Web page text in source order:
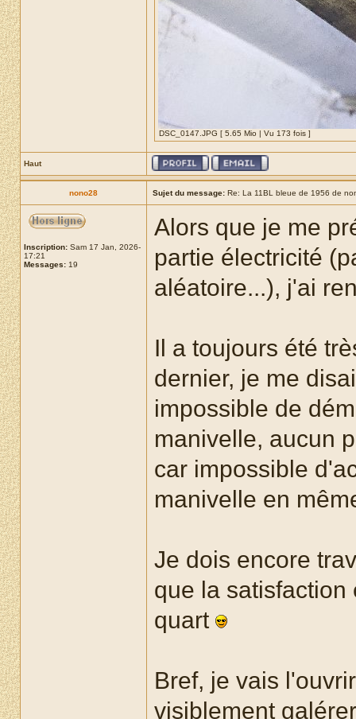
DSC_0147.JPG [ 5.65 Mio | Vu 173 fois ]
Haut
nono28 Sujet du message: Re: La 11BL bleue de 1956 de
Inscription: Sam 17 Jan, 2026-
17:21
Messages: 19
Alors que je me
partie électricité
aléatoire...), j'ai
Il a toujours été
dernier, je me
impossible de
manivelle, aucun
car impossible
manivelle en
Je dois encore
que la
quart
Bref, je vais
visiblement